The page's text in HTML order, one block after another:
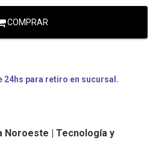
COMPRAR
para retiro en sucursal.
Noroeste | Tecnología y